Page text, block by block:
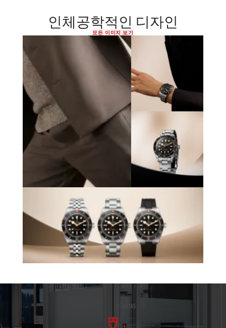
인체공학적인 디자인
모든 이미지 보기